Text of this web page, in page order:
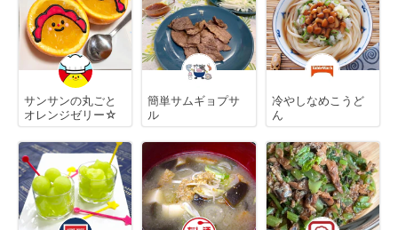
サンサンの丸ごと
オレンジゼリー☆
簡単サムギョプサ
ル
冷やしなめこうど
ん